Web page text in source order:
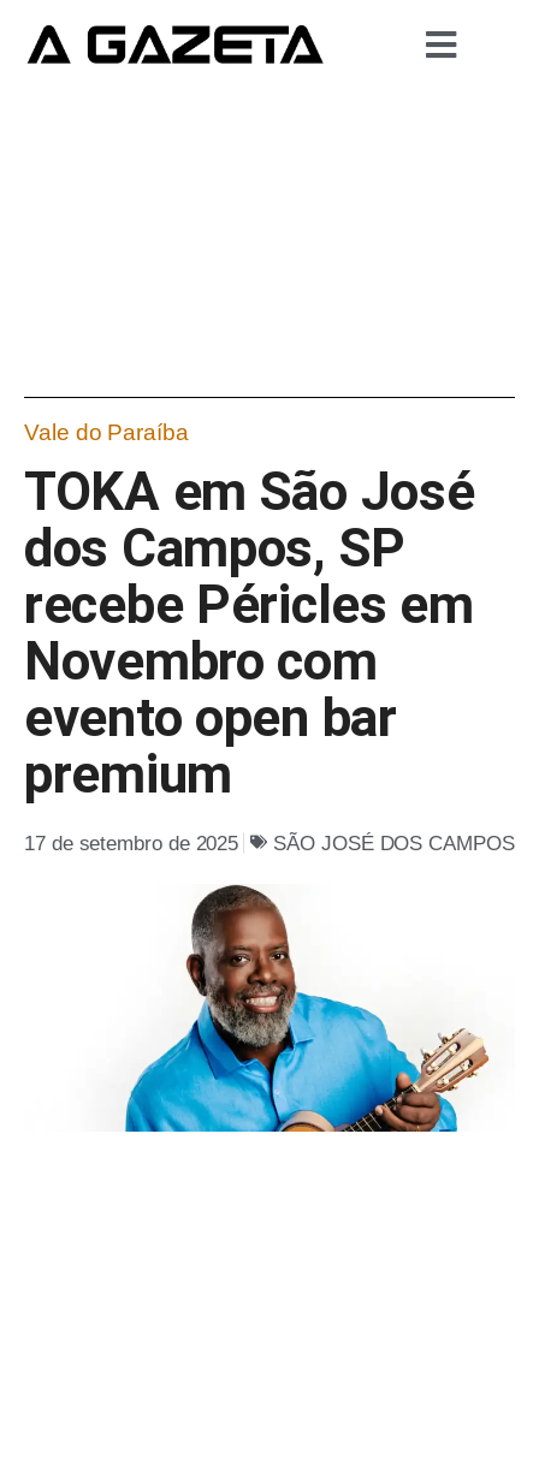
Vale do Paraíba
TOKA em São José
dos Campos, SP
recebe Péricles em
Novembro com
evento open bar
premium
17 de setembro de 2025 SÃO JOSÉ DOS CAMPOS